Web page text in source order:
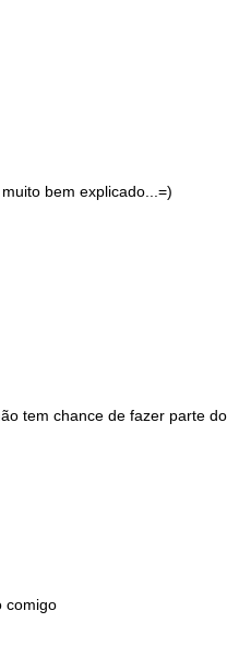
bem explicado...=)
tem chance de fazer parte do
comigo